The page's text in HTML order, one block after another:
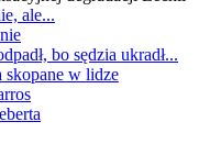
ale...
bo sędzia ukradł...
skopane w lidze